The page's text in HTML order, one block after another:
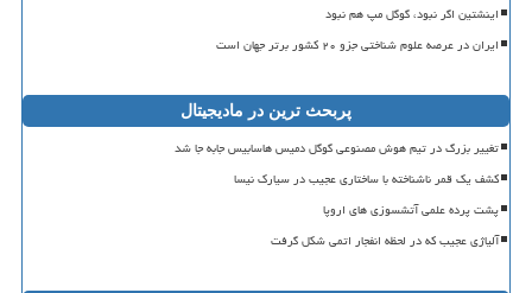
اینشتین اگر نبود، گوگل مپ هم نبود
ایران در عرصه علوم شناختی جزو ۲۰ کشور برتر جهان است
پربحث ترین در مادیجیتال
تغییر بزرگ در تیم هوش مصنوعی گوگل دمیس هاسابیس جابه جا شد
کشف یک قمر ناشناخته با ساختاری عجیب در سیارک نیسا
پشت پرده علمی آتشسوزی های اروپا
آلیاژی عجیب که در لحظه انفجار اتمی شکل گرفت